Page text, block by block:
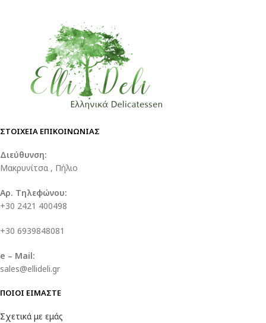
ΣΤΟΙΧΕΙΑ ΕΠΙΚΟΙΝΩΝΙΑΣ
Διεύθυνση:
Μακρυνίτσα , Πήλιο
Αρ. Τηλεφώνου:
+30 2421 400498
+30 6939848081
e – Mail:
sales@ellideli.gr
ΠΟΙΟΙ ΕΙΜΑΣΤΕ
Σχετικά με εμάς